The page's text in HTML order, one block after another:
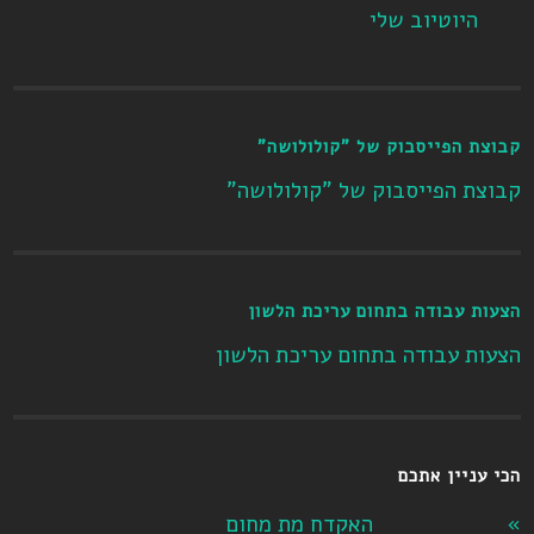
היוטיוב שלי
קבוצת הפייסבוק של "קולולושה"
קבוצת הפייסבוק של "קולולושה"
הצעות עבודה בתחום עריכת הלשון
הצעות עבודה בתחום עריכת הלשון
הכי עניין אתכם
האקדח מת מחום